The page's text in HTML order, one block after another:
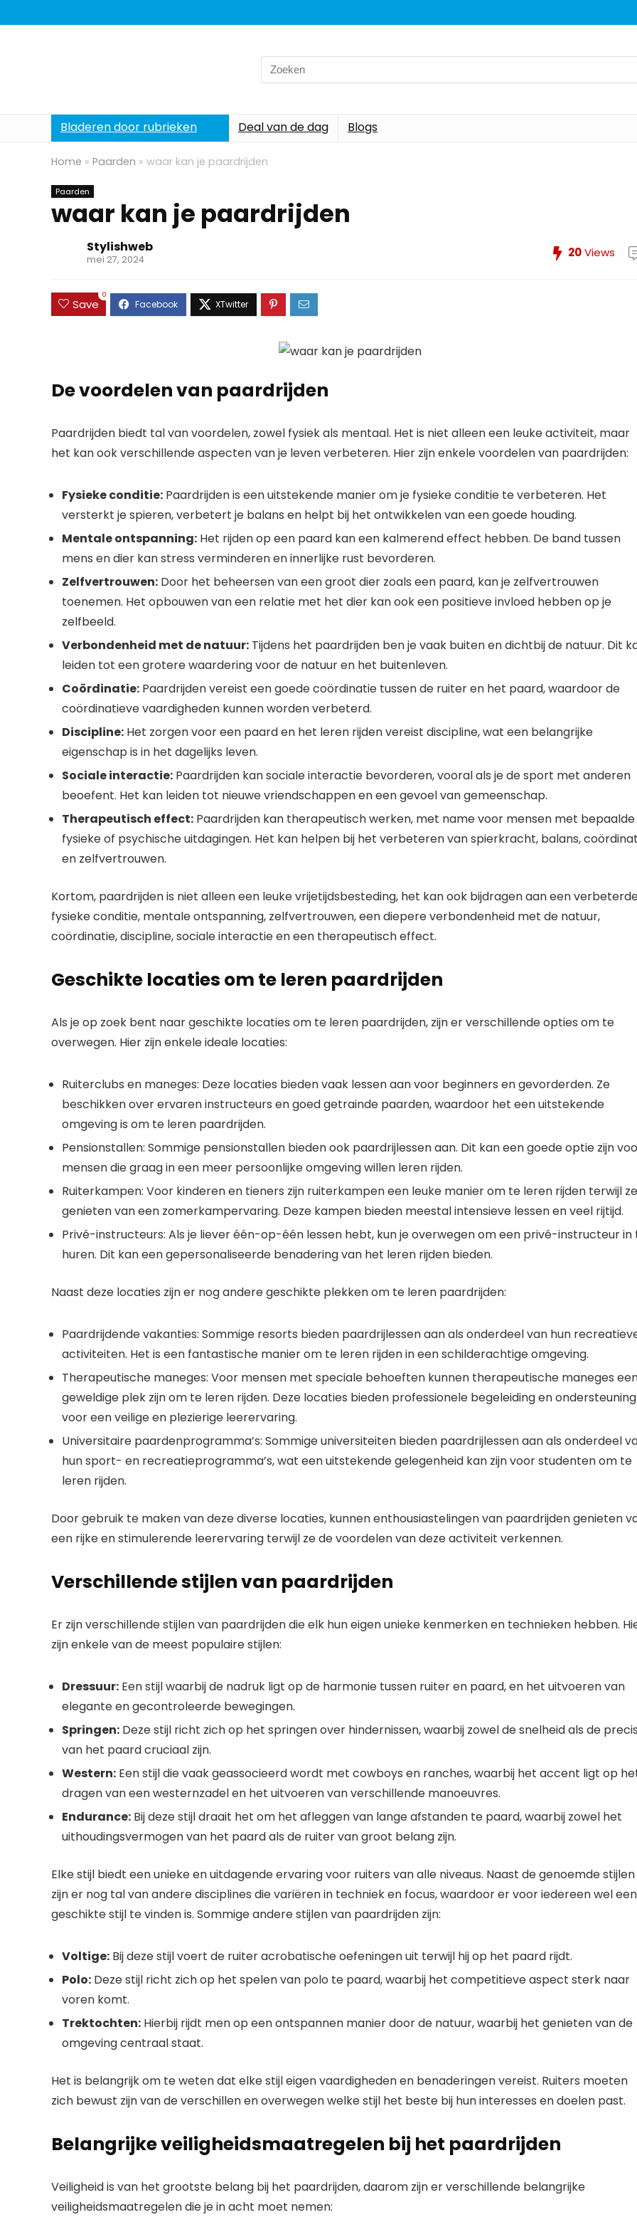
Search
for:
Bladeren door rubrieken Deal van de dag Blogs
Home » Paarden » waar kan je paardrijden
Paarden
waar kan je paardrijden
Stylishweb
mei 27, 2024 20Views
Save
0
De voordelen van paardrijden
Paardrijden biedt tal van voordelen, zowel fysiek als mentaal. Het is niet alleen een leuke activiteit, maar
het kan ook verschillende aspecten van je leven verbeteren. Hier zijn enkele voordelen van paardrijden:
Fysieke conditie: Paardrijden is een uitstekende manier om je fysieke conditie te verbeteren. Het
versterkt je spieren, verbetert je balans en helpt bij het ontwikkelen van een goede houding.
Mentale ontspanning: Het rijden op een paard kan een kalmerend effect hebben. De band tussen
mens en dier kan stress verminderen en innerlijke rust bevorderen.
Zelfvertrouwen: Door het beheersen van een groot dier zoals een paard, kan je zelfvertrouwen
toenemen. Het opbouwen van een relatie met het dier kan ook een positieve invloed hebben op je
zelfbeeld.
Verbondenheid met de natuur: Tijdens het paardrijden ben je vaak buiten en dichtbij de natuur. Dit
leiden tot een grotere waardering voor de natuur en het buitenleven.
Coördinatie: Paardrijden vereist een goede coördinatie tussen de ruiter en het paard, waardoor de
coördinatieve vaardigheden kunnen worden verbeterd.
Discipline: Het zorgen voor een paard en het leren rijden vereist discipline, wat een belangrijke
eigenschap is in het dagelijks leven.
Sociale interactie: Paardrijden kan sociale interactie bevorderen, vooral als je de sport met anderen
beoefent. Het kan leiden tot nieuwe vriendschappen en een gevoel van gemeenschap.
Therapeutisch effect: Paardrijden kan therapeutisch werken, met name voor mensen met bepaalde
fysieke of psychische uitdagingen. Het kan helpen bij het verbeteren van spierkracht, balans,
en zelfvertrouwen.
Kortom, paardrijden is niet alleen een leuke vrijetijdsbesteding, het kan ook bijdragen aan een
fysieke conditie, mentale ontspanning, zelfvertrouwen, een diepere verbondenheid met de natuur,
coördinatie, discipline, sociale interactie en een therapeutisch effect.
Geschikte locaties om te leren paardrijden
Als je op zoek bent naar geschikte locaties om te leren paardrijden, zijn er verschillende opties om te
overwegen. Hier zijn enkele ideale locaties:
Ruiterclubs en maneges: Deze locaties bieden vaak lessen aan voor beginners en gevorderden. Ze
beschikken over ervaren instructeurs en goed getrainde paarden, waardoor het een uitstekende
omgeving is om te leren paardrijden.
Pensionstallen: Sommige pensionstallen bieden ook paardrijlessen aan. Dit kan een goede optie zijn
mensen die graag in een meer persoonlijke omgeving willen leren rijden.
Ruiterkampen: Voor kinderen en tieners zijn ruiterkampen een leuke manier om te leren rijden terwijl ze
genieten van een zomerkampervaring. Deze kampen bieden meestal intensieve lessen en veel rijtijd.
Privé-instructeurs: Als je liever één-op-één lessen hebt, kun je overwegen om een privé-instructeur in
huren. Dit kan een gepersonaliseerde benadering van het leren rijden bieden.
Naast deze locaties zijn er nog andere geschikte plekken om te leren paardrijden:
Paardrijdende vakanties: Sommige resorts bieden paardrijlessen aan als onderdeel van hun
activiteiten. Het is een fantastische manier om te leren rijden in een schilderachtige omgeving.
Therapeutische maneges: Voor mensen met speciale behoeften kunnen therapeutische maneges
geweldige plek zijn om te leren rijden. Deze locaties bieden professionele begeleiding en ondersteuning
voor een veilige en plezierige leerervaring.
Universitaire paardenprogramma’s: Sommige universiteiten bieden paardrijlessen aan als onderdeel
hun sport- en recreatieprogramma’s, wat een uitstekende gelegenheid kan zijn voor studenten om te
leren rijden.
Door gebruik te maken van deze diverse locaties, kunnen enthousiastelingen van paardrijden genieten
een rijke en stimulerende leerervaring terwijl ze de voordelen van deze activiteit verkennen.
Verschillende stijlen van paardrijden
Er zijn verschillende stijlen van paardrijden die elk hun eigen unieke kenmerken en technieken hebben.
zijn enkele van de meest populaire stijlen:
Dressuur: Een stijl waarbij de nadruk ligt op de harmonie tussen ruiter en paard, en het uitvoeren van
elegante en gecontroleerde bewegingen.
Springen: Deze stijl richt zich op het springen over hindernissen, waarbij zowel de snelheid als de
van het paard cruciaal zijn.
Western: Een stijl die vaak geassocieerd wordt met cowboys en ranches, waarbij het accent ligt op
dragen van een westernzadel en het uitvoeren van verschillende manoeuvres.
Endurance: Bij deze stijl draait het om het afleggen van lange afstanden te paard, waarbij zowel het
uithoudingsvermogen van het paard als de ruiter van groot belang zijn.
Elke stijl biedt een unieke en uitdagende ervaring voor ruiters van alle niveaus. Naast de genoemde stijlen
zijn er nog tal van andere disciplines die variëren in techniek en focus, waardoor er voor iedereen wel een
geschikte stijl te vinden is. Sommige andere stijlen van paardrijden zijn:
Voltige: Bij deze stijl voert de ruiter acrobatische oefeningen uit terwijl hij op het paard rijdt.
Polo: Deze stijl richt zich op het spelen van polo te paard, waarbij het competitieve aspect sterk naar
voren komt.
Trektochten: Hierbij rijdt men op een ontspannen manier door de natuur, waarbij het genieten van de
omgeving centraal staat.
Het is belangrijk om te weten dat elke stijl eigen vaardigheden en benaderingen vereist. Ruiters moeten
zich bewust zijn van de verschillen en overwegen welke stijl het beste bij hun interesses en doelen past.
Belangrijke veiligheidsmaatregelen bij het paardrijden
Veiligheid is van het grootste belang bij het paardrijden, daarom zijn er verschillende belangrijke
veiligheidsmaatregelen die je in acht moet nemen: